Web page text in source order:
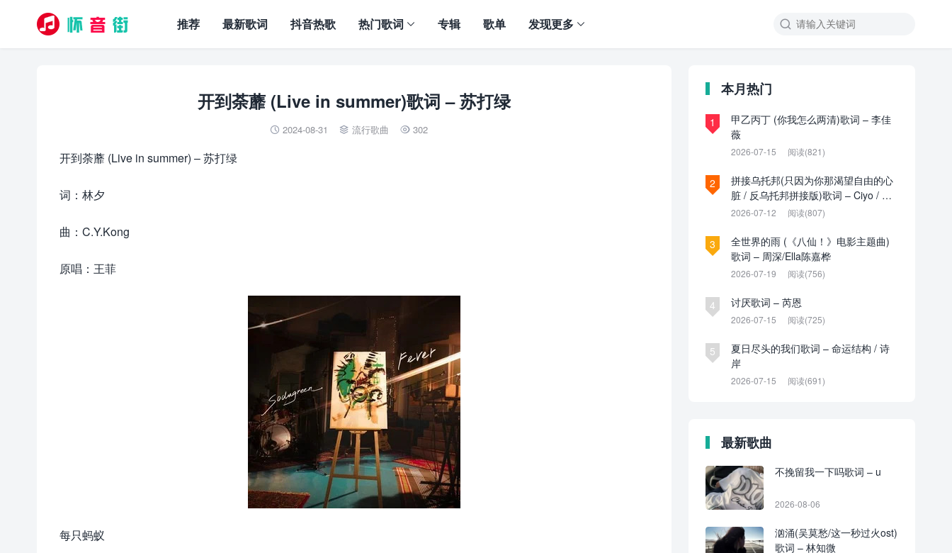

推荐 最新歌词 抖音热歌 热门歌词 专辑 歌单 发现更多
开到荼蘼 (Live in summer)歌词 – 苏打绿
 2024-08-31  流行歌曲  302
开到荼蘼 (Live in summer) – 苏打绿
词：林夕
曲：C.Y.Kong
原唱：王菲
每只蚂蚁
本月热门
1
甲乙丙丁 (你我怎么两清)歌词 – 李佳
薇
2026-07-15 阅读(821)
2
拼接乌托邦(只因为你那渴望自由的心
脏 / 反乌托邦拼接版)歌词 – Ciyo / 见
过夏天P / 乌托邦P
2026-07-12 阅读(807)
3
全世界的雨 (《八仙！》电影主题曲)
歌词 – 周深/Ella陈嘉桦
2026-07-19 阅读(756)
4 讨厌歌词 – 芮恩
2026-07-15 阅读(725)
5
夏日尽头的我们歌词 – 命运结构 / 诗
岸
2026-07-15 阅读(691)
最新歌曲
不挽留我一下吗歌词 – u
2026-08-06
汹涌(吴莫愁/这一秒过火ost)
歌词 – 林知微